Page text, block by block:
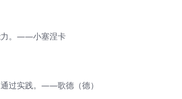
力。——小塞涅卡
过实践。——歌德（德）